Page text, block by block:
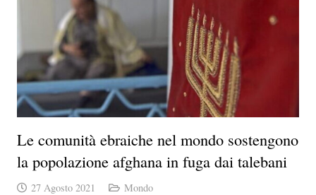
Le comunità ebraiche nel mondo sostengono
la popolazione afghana in fuga dai talebani
27 Agosto 2021 Mondo